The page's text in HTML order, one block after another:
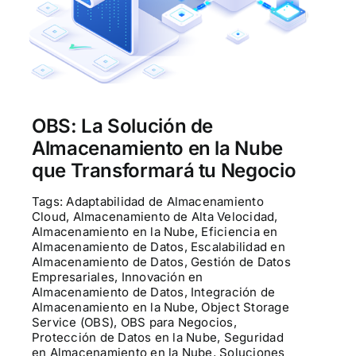
Contactenos
POCs
OBS: La Solución de
Almacenamiento en la Nube
que Transformará tu Negocio
Tags:Adaptabilidad de Almacenamiento
Cloud, Almacenamiento de Alta Velocidad,
Almacenamiento en la Nube, Eficiencia en
Almacenamiento de Datos, Escalabilidad en
Almacenamiento de Datos, Gestión de Datos
Empresariales, Innovación en
Almacenamiento de Datos, Integración de
Almacenamiento en la Nube, Object Storage
Service (OBS), OBS para Negocios,
Protección de Datos en la Nube, Seguridad
en Almacenamiento en la Nube, Soluciones